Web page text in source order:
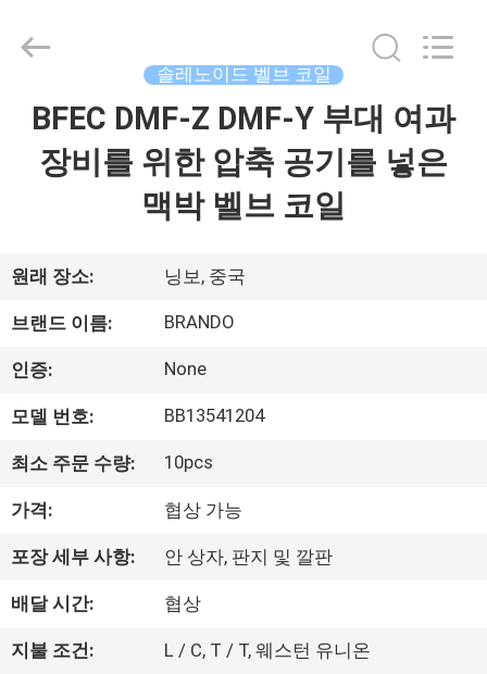
우
리
에
것
공
장
2016
Brando
Hardware
솔레노이드 벨브 코일
BFEC DMF-Z DMF-Y 부대 여과
장비를 위한 압축 공기를 넣은
맥박 벨브 코일
원래 장소: 닝보, 중국
브랜드 이름: BRANDO
인증: None
모델 번호: BB13541204
최소 주문 수량: 10pcs
가격: 협상 가능
포장 세부 사항: 안 상자, 판지 및 깔판
배달 시간: 협상
지불 조건: L / C, T / T, 웨스턴 유니온